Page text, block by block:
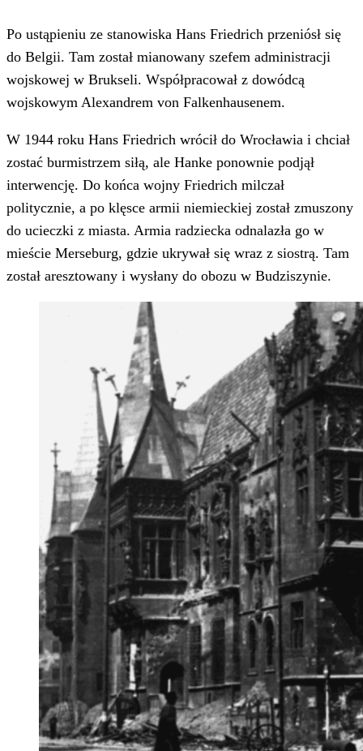
Po ustąpieniu ze stanowiska Hans Friedrich przeniósł się
do Belgii. Tam został mianowany szefem administracji
wojskowej w Brukseli. Współpracował z dowódcą
wojskowym Alexandrem von Falkenhausenem.
W 1944 roku Hans Friedrich wrócił do Wrocławia i chciał
zostać burmistrzem siłą, ale Hanke ponownie podjął
interwencję. Do końca wojny Friedrich milczał
politycznie, a po klęsce armii niemieckiej został zmuszony
do ucieczki z miasta. Armia radziecka odnalazła go w
mieście Merseburg, gdzie ukrywał się wraz z siostrą. Tam
został aresztowany i wysłany do obozu w Budziszynie.